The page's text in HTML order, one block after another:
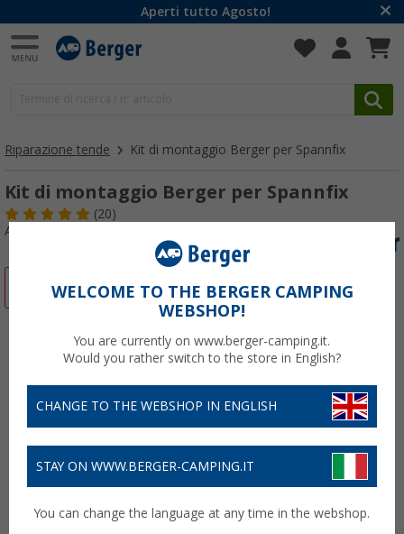
Aperti tutto Agosto!
Riparazione tende Kit di montaggio Berger per Spannfix
Kit di montaggio Berger per Spannfix
(20)
Articolo n: 411130
-28%WELCOME TO THE BERGER CAMPING
WEBSHOP!
You are currently on www.berger-camping.it.
Would you rather switch to the store in English?
CHANGE TO THE WEBSHOP IN ENGLISH
STAY ON WWW.BERGER-CAMPING.IT
You can change the language at any time in the webshop.